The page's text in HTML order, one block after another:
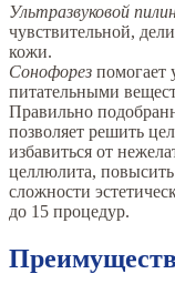
Ультразвуковой
чувствительной,
кожи.
Сонофорез помогает
питательными
Правильно
позволяет решить
избавиться от
целлюлита,
сложности
до 15 процедур.